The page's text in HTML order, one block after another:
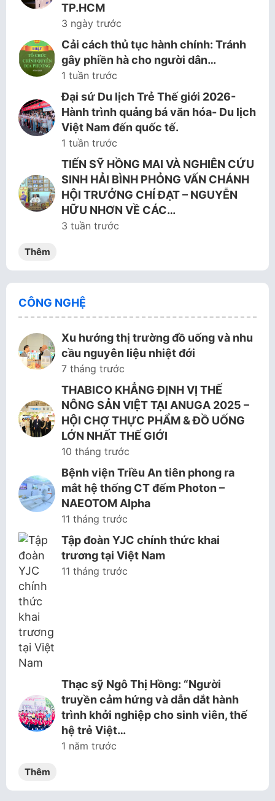
TP.HCM
3 ngày trước
Cải cách thủ tục hành chính: Tránh
gây phiền hà cho người dân…
1 tuần trước
Đại sứ Du lịch Trẻ Thế giới 2026-
Hành trình quảng bá văn hóa- Du lịch
Việt Nam đến quốc tế.
1 tuần trước
TIẾN SỸ HỒNG MAI VÀ NGHIÊN CỨU
SINH HẢI BÌNH PHỎNG VẤN CHÁNH
HỘI TRƯỞNG CHÍ ĐẠT – NGUYỄN
HỮU NHƠN VỀ CÁC…
3 tuần trước
Thêm
CÔNG NGHỆ
Xu hướng thị trường đồ uống và nhu
cầu nguyên liệu nhiệt đới
7 tháng trước
THABICO KHẲNG ĐỊNH VỊ THẾ
NÔNG SẢN VIỆT TẠI ANUGA 2025 –
HỘI CHỢ THỰC PHẨM & ĐỒ UỐNG
LỚN NHẤT THẾ GIỚI
10 tháng trước
Bệnh viện Triều An tiên phong ra
mắt hệ thống CT đếm Photon –
NAEOTOM Alpha
11 tháng trước
Tập đoàn YJC chính thức khai
trương tại Việt Nam
11 tháng trước
Thạc sỹ Ngô Thị Hồng: “Người
truyền cảm hứng và dẫn dắt hành
trình khởi nghiệp cho sinh viên, thế
hệ trẻ Việt…
1 năm trước
Thêm